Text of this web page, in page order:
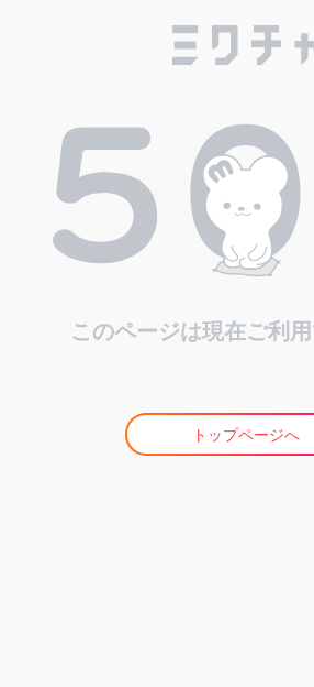
このページは現在ご利